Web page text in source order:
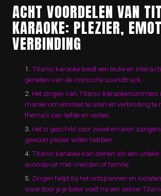
ACHT VOORDELEN VAN
KARAOKE: PLEZIER,
VERBINDING
Titanic karaoke biedt een leuke en
genieten van de iconische soundtrack.
Het zingen van Titanic-karaokenummers
manier om emoties te uiten en verbinding te
thema’s van liefde en verlies.
Het is geschikt voor zowel ervaren
gewoon plezier willen hebben.
Titanic karaoke kan dienen als een unieke
avondje uit met vrienden of familie.
Zingen helpt bij het ontspannen en
waardoor je je beter voelt na een sessie